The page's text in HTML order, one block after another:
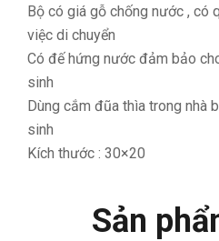
Bộ có giá gỗ chống nước , có
việc di chuyển
Có đế hứng nước đảm bảo
sinh
Dùng cắm đũa thìa trong nhà
sinh
Kích thước : 30×20
Sản